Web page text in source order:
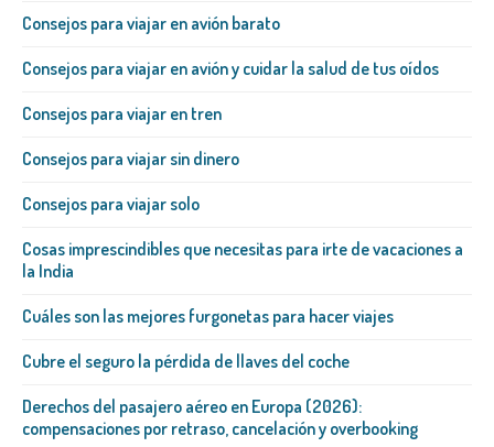
Consejos para viajar en avión barato
Consejos para viajar en avión y cuidar la salud de tus oídos
Consejos para viajar en tren
Consejos para viajar sin dinero
Consejos para viajar solo
Cosas imprescindibles que necesitas para irte de vacaciones a
la India
Cuáles son las mejores furgonetas para hacer viajes
Cubre el seguro la pérdida de llaves del coche
Derechos del pasajero aéreo en Europa (2026):
compensaciones por retraso, cancelación y overbooking